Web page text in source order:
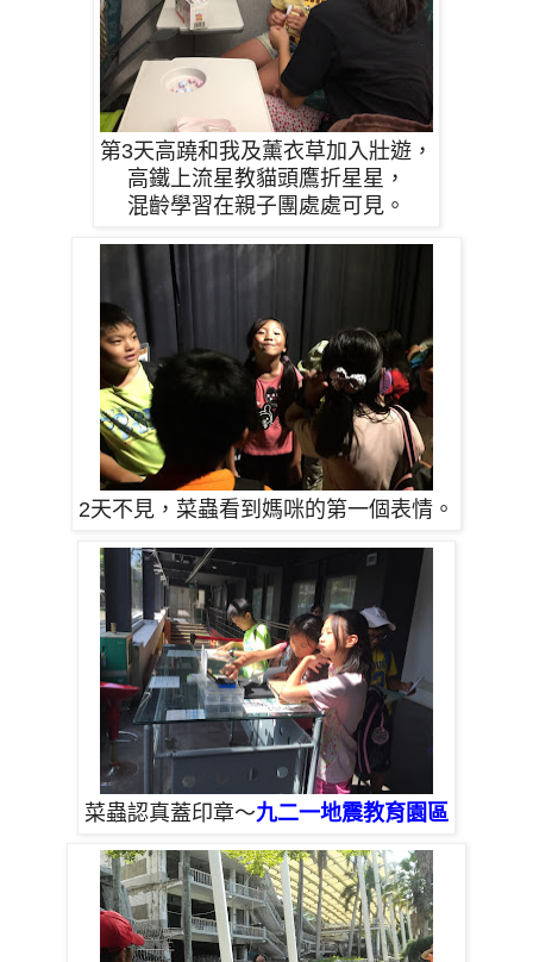
第3天高蹺和我及薰衣草加入壯遊，
高鐵上流星教貓頭鷹折星星，
混齡學習在親子團處處可見。
2天不見，菜蟲看到媽咪的第一個表情。
菜蟲認真蓋印章～九二一地震教育園區